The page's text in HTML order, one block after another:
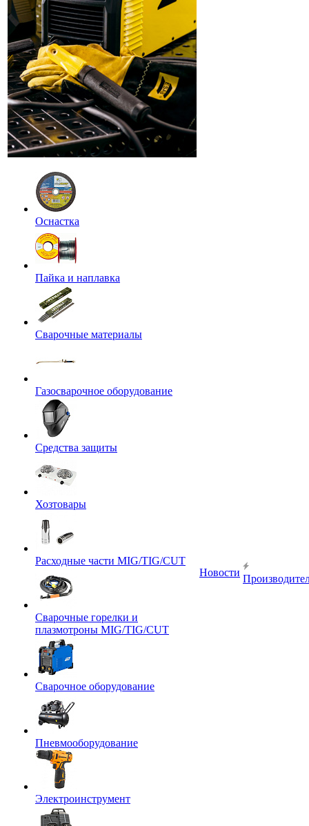
Оснастка
Пайка и наплавка
Сварочные материалы
Газосварочное оборудование
Средства защиты
Хозтовары
Расходные части MIG/TIG/CUT
Сварочные горелки и
плазмотроны MIG/TIG/CUT
Сварочное оборудование
Пневмооборудование
Электроинструмент
Новости